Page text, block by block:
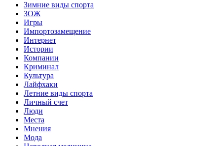
Зимние виды спорта
ЗОЖ
Игры
Импортозамещение
Интернет
Истории
Компании
Криминал
Культура
Лайфхаки
Летние виды спорта
Личный счет
Люди
Места
Мнения
Мода